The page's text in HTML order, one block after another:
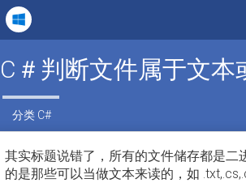
C＃判断文件属于文本
分类 C#
其实标题说错了，所有的文件储存都是二
的是那些可以当做文本来读的，如